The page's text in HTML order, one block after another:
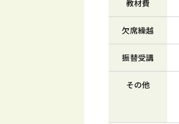
教材費
欠席繰越
振替受講
その他